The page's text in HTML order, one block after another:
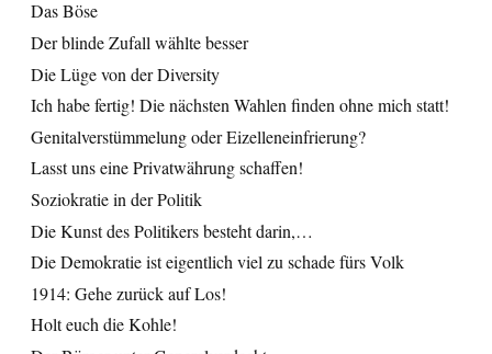
Das Böse
Der blinde Zufall wählte besser
Die Lüge von der Diversity
Ich habe fertig! Die nächsten Wahlen finden ohne mich statt!
Genitalverstümmelung oder Eizelleneinfrierung?
Lasst uns eine Privatwährung schaffen!
Soziokratie in der Politik
Die Kunst des Politikers besteht darin,…
Die Demokratie ist eigentlich viel zu schade fürs Volk
1914: Gehe zurück auf Los!
Holt euch die Kohle!